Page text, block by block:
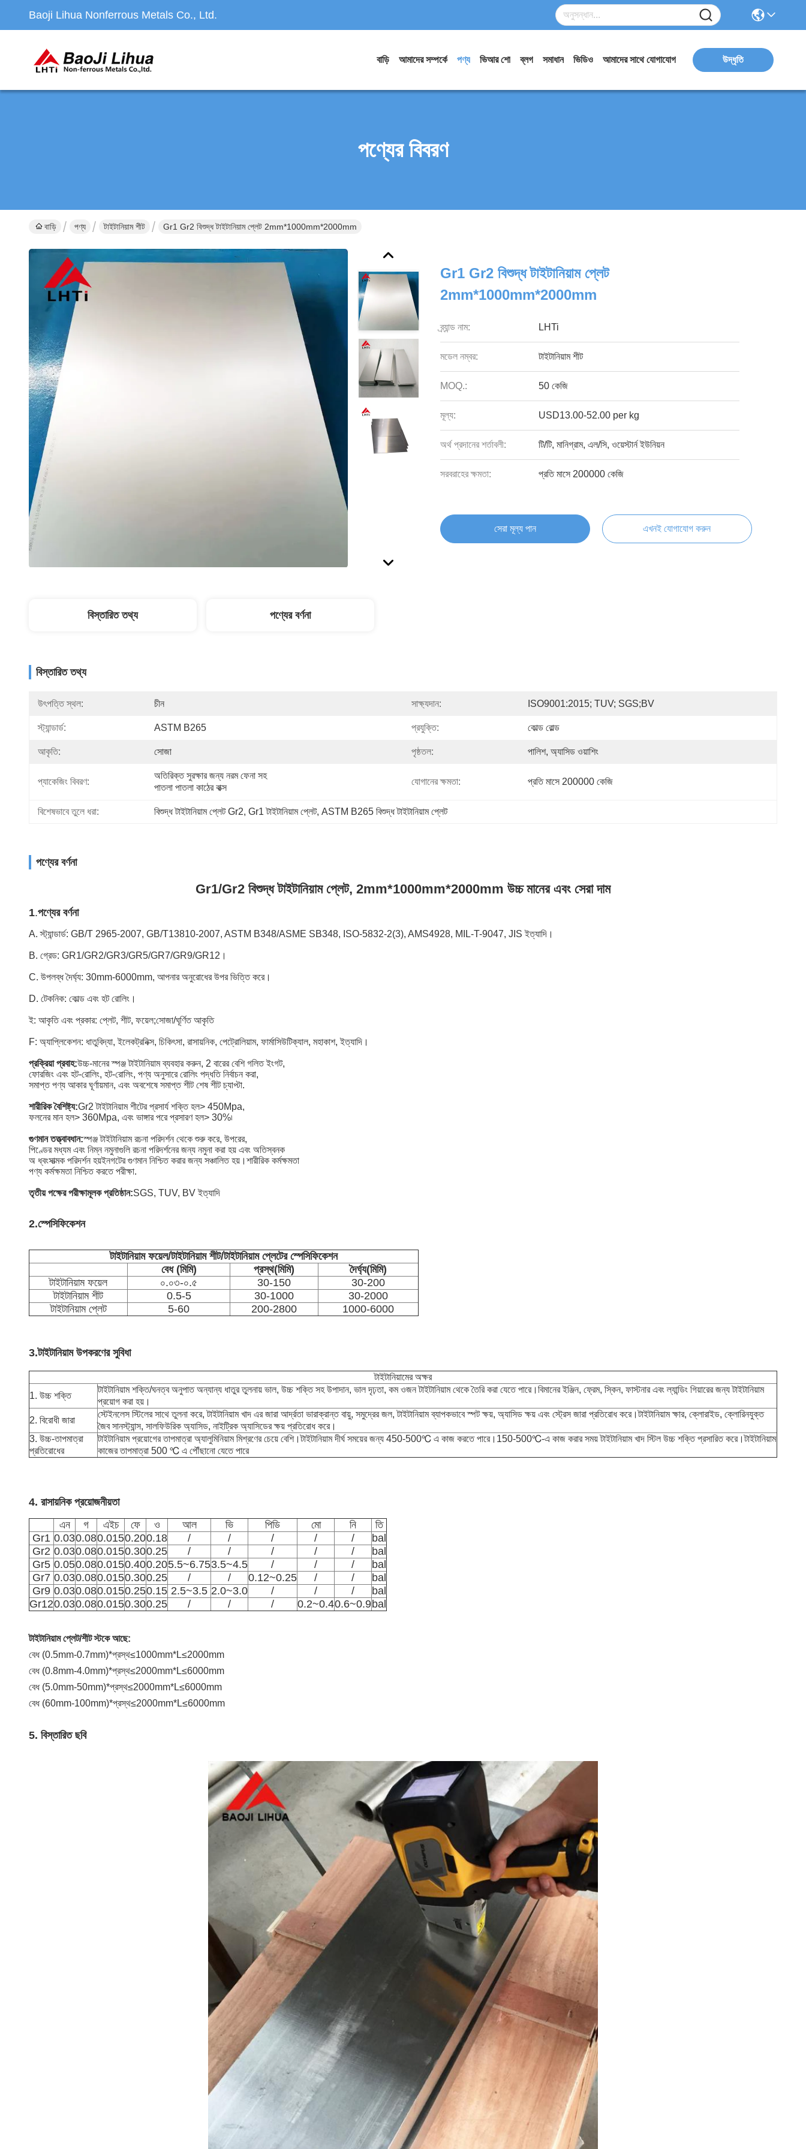
Baoji Lihua Nonferrous Metals Co., Ltd.
বাড়ি আমাদের সম্পর্কে পণ্য ভিআর শো ব্লগ সমাধান ভিডিও আমাদের সাথে যোগাযোগ উদ্ধৃতি
পণ্যের বিবরণ
বাড়ি পণ্য টাইটানিয়াম শীট Gr1 Gr2 বিশুদ্ধ টাইটানিয়াম প্লেট 2mm*1000mm*2000mm
Gr1 Gr2 বিশুদ্ধ টাইটানিয়াম প্লেট
2mm*1000mm*2000mm
ব্র্যান্ড নাম: LHTi
মডেল নম্বর: টাইটানিয়াম শীট
MOQ.: 50 কেজি
মূল্য: USD13.00-52.00 per kg
অর্থ প্রদানের শর্তাবলী: টি/টি, মানিগ্রাম, এল/সি, ওয়েস্টার্ন ইউনিয়ন
সরবরাহের ক্ষমতা: প্রতি মাসে 200000 কেজি
সেরা মূল্য পান এখনই যোগাযোগ করুন
বিস্তারিত তথ্য পণ্যের বর্ণনা
বিস্তারিত তথ্য
উৎপত্তি স্থল: চীন সাক্ষ্যদান: ISO9001:2015; TUV; SGS;BV
স্ট্যান্ডার্ড: ASTM B265 প্রযুক্তি: কোল্ড রোল্ড
আকৃতি: সোজা পৃষ্ঠতল: পালিশ, অ্যাসিড ওয়াশিং
প্যাকেজিং বিবরণ:
অতিরিক্ত সুরক্ষার জন্য নরম ফেনা সহ
পাতলা পাতলা কাঠের বাক্স
যোগানের ক্ষমতা: প্রতি মাসে 200000 কেজি
বিশেষভাবে তুলে ধরা: বিশুদ্ধ টাইটানিয়াম প্লেট Gr2, Gr1 টাইটানিয়াম প্লেট, ASTM B265 বিশুদ্ধ টাইটানিয়াম প্লেট
পণ্যের বর্ণনা
Gr1/Gr2 বিশুদ্ধ টাইটানিয়াম প্লেট, 2mm*1000mm*2000mm উচ্চ মানের এবং সেরা দাম
1.পণ্যের বর্ণনা
A. স্ট্যান্ডার্ড: GB/T 2965-2007, GB/T13810-2007, ASTM B348/ASME SB348, ISO-5832-2(3), AMS4928, MIL-T-9047, JIS ইত্যাদি।
B. গ্রেড: GR1/GR2/GR3/GR5/GR7/GR9/GR12।
C. উপলব্ধ দৈর্ঘ্য: 30mm-6000mm, আপনার অনুরোধের উপর ভিত্তি করে।
D. টেকনিক: কোল্ড এবং হট রোলিং।
ই: আকৃতি এবং প্রকার: প্লেট, শীট, ফয়েল;সোজা/ঘূর্ণিত আকৃতি
F: অ্যাপ্লিকেশন: ধাতুবিদ্যা, ইলেকট্রনিক্স, চিকিৎসা, রাসায়নিক, পেট্রোলিয়াম, ফার্মাসিউটিক্যাল, মহাকাশ, ইত্যাদি।
প্রক্রিয়া প্রবাহ:উচ্চ-মানের স্পঞ্জ টাইটানিয়াম ব্যবহার করুন, 2 বারের বেশি গলিত ইংগট,
ফোরজিং এবং হট-রোলিং, হট-রোলিং, পণ্য অনুসারে রোলিং পদ্ধতি নির্বাচন করা,
সমাপ্ত পণ্য আকার ঘূর্ণায়মান, এবং অবশেষে সমাপ্ত শীট শেষ শীট চ্যাপ্টা.
শারীরিক বৈশিষ্ট্য:Gr2 টাইটানিয়াম শীটের প্রসার্য শক্তি হল> 450Mpa,
ফলনের মান হল> 360Mpa, এবং ভাঙ্গার পরে প্রসারণ হল> 30%৷
গুণমান তত্ত্বাবধান:স্পঞ্জ টাইটানিয়াম রচনা পরিদর্শন থেকে শুরু করে, উপরের,
পিণ্ডের মধ্যম এবং নিম্ন নমুনাগুলি রচনা পরিদর্শনের জন্য নমুনা করা হয় এবং অতিস্বনক
অ ধ্বংসাত্মক পরিদর্শন হয়ইনগটের গুণমান নিশ্চিত করার জন্য সঞ্চালিত হয়।শারীরিক কর্মক্ষমতা
পণ্য কর্মক্ষমতা নিশ্চিত করতে পরীক্ষা.
তৃতীয় পক্ষের পরীক্ষামূলক প্রতিষ্ঠান:SGS, TUV, BV ইত্যাদি
2.স্পেসিফিকেশন
টাইটানিয়াম ফয়েল/টাইটানিয়াম শীট/টাইটানিয়াম প্লেটের স্পেসিফিকেশন
বেধ (মিমি)
প্রস্থ(মিমি)
দৈর্ঘ্য(মিমি)
টাইটানিয়াম ফয়েল
০.০৩-০.৫ 30-150
30-200
টাইটানিয়াম শীট
0.5-5 30-1000
30-2000
টাইটানিয়াম প্লেট
5-60 200-2800 1000-6000
3.টাইটানিয়াম উপকরণের সুবিধা
টাইটানিয়ামের অক্ষর
1. উচ্চ শক্তি
টাইটানিয়াম শক্তি/ঘনত্ব অনুপাত অন্যান্য ধাতুর তুলনায় ভাল, উচ্চ শক্তি সহ উপাদান, ভাল দৃঢ়তা, কম ওজন টাইটানিয়াম থেকে তৈরি করা যেতে পারে।বিমানের ইঞ্জিন, ফ্রেম, স্কিন, ফাস্টনার এবং ল্যান্ডিং গিয়ারের জন্য টাইটানিয়াম
প্রয়োগ করা হয়।
2. বিরোধী জারা
স্টেইনলেস স্টিলের সাথে তুলনা করে, টাইটানিয়াম খাদ এর জারা আর্দ্রতা ভারাক্রান্ত বায়ু, সমুদ্রের জল, টাইটানিয়াম ব্যাপকভাবে স্পট ক্ষয়, অ্যাসিড ক্ষয় এবং স্ট্রেস জারা প্রতিরোধ করে।টাইটানিয়াম ক্ষার, ক্লোরাইড, ক্লোরিনযুক্ত
জৈব সানস্ট্যান্স, সালফিউরিক অ্যাসিড, নাইট্রিক অ্যাসিডের ক্ষয় প্রতিরোধ করে।
3. উচ্চ-তাপমাত্রা
প্রতিরোধের
টাইটানিয়াম প্রয়োগের তাপমাত্রা অ্যালুমিনিয়াম মিশ্রণের চেয়ে বেশি।টাইটানিয়াম দীর্ঘ সময়ের জন্য 450-500℃ এ কাজ করতে পারে।150-500℃-এ কাজ করার সময় টাইটানিয়াম খাদ স্টিল উচ্চ শক্তি প্রসারিত করে।টাইটানিয়াম
কাজের তাপমাত্রা 500 ℃ এ পৌঁছানো যেতে পারে
4. রাসায়নিক প্রয়োজনীয়তা
এন
গ এইচ ফে ও আল ভি পিডি মো নি
তি
Gr1 0.030.080.0150.200.18 / / / / /
bal
Gr2 0.030.080.0150.300.25 / / / / /
bal
Gr5 0.050.080.0150.400.205.5~6.753.5~4.5 / / /
bal
Gr7 0.030.080.0150.300.25 / / 0.12~0.25 / /
bal
Gr9 0.030.080.0150.250.15 2.5~3.5 2.0~3.0 / / /
bal
Gr120.030.080.0150.300.25 / / / 0.2~0.40.6~0.9bal
টাইটানিয়াম প্লেট/শীট স্টকে আছে:
বেধ (0.5mm-0.7mm)*প্রস্থ≤1000mm*L≤2000mm
বেধ (0.8mm-4.0mm)*প্রস্থ≤2000mm*L≤6000mm
বেধ (5.0mm-50mm)*প্রস্থ≤2000mm*L≤6000mm
বেধ (60mm-100mm)*প্রস্থ≤2000mm*L≤6000mm
5. বিস্তারিত ছবি